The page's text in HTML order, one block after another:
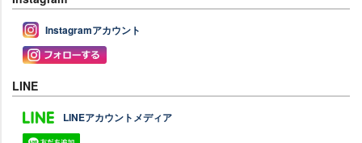
Instagramアカウント
LINE
LINEアカウントメディア